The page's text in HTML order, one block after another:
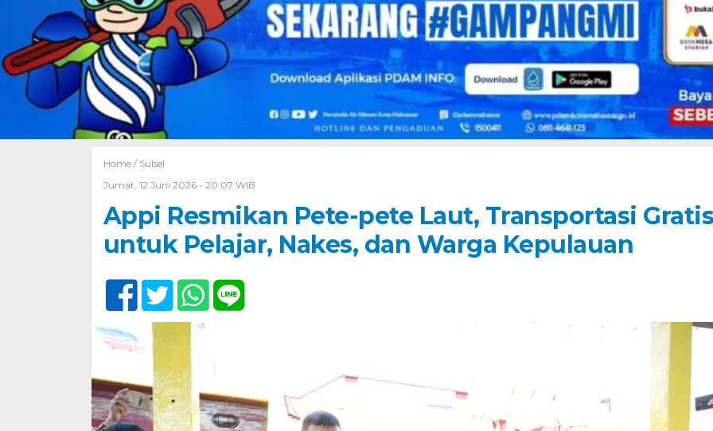
Home / Sulsel
Jumat, 12 Juni 2026 - 20:07 WIB
Appi Resmikan Pete-pete Laut, Transportasi Gratis
untuk Pelajar, Nakes, dan Warga Kepulauan